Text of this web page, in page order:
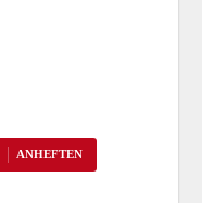
ANHEFTEN